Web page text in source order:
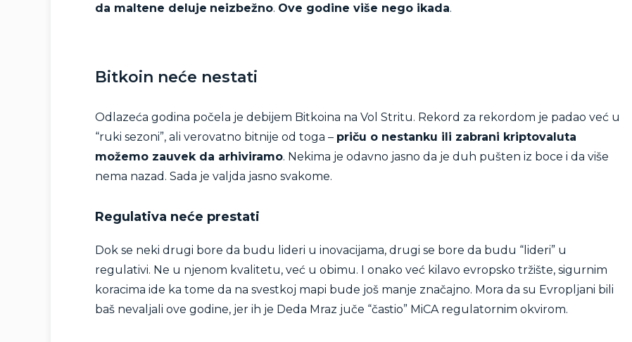
da maltene deluje neizbežno. Ove godine više nego ikada.
Bitkoin neće nestati
Odlazeća godina počela je debijem Bitkoina na Vol Stritu. Rekord za rekordom je padao već u
“ruki sezoni”, ali verovatno bitnije od toga – priču o nestanku ili zabrani kriptovaluta
možemo zauvek da arhiviramo. Nekima je odavno jasno da je duh pušten iz boce i da više
nema nazad. Sada je valjda jasno svakome.
Regulativa neće prestati
Dok se neki drugi bore da budu lideri u inovacijama, drugi se bore da budu “lideri” u
regulativi. Ne u njenom kvalitetu, već u obimu. I onako već kilavo evropsko tržište, sigurnim
koracima ide ka tome da na svestkoj mapi bude još manje značajno. Mora da su Evropljani bili
baš nevaljali ove godine, jer ih je Deda Mraz juče “častio” MiCA regulatornim okvirom.